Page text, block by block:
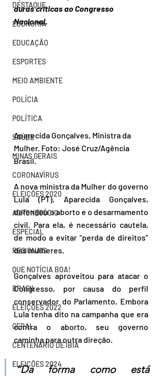
DESTAQUE
ECONOMIA
EDUCAÇÃO
ESPORTES
MEIO AMBIENTE
POLÍCIA
POLÍTICA
SAÚDE
MINAS GERAIS
CORONAVÍRUS
ELEIÇÕES 2020
AGRONEGÓCIO
ESPECIAL
REGIONAIS
QUE NOTÍCIA BOA!
BRASIL
ELEIÇÕES 2022
GERAL
CENTENÁRIO DE IBIÁ
ELEIÇÕES 2024
duras críticas ao Congresso
Nacional.
Aparecida Gonçalves, Ministra da
Mulher. Foto: José Cruz/Agência
Brasil.
A nova ministra da Mulher do governo
Lula (PT), Aparecida Gonçalves,
defendeu o aborto e o desarmamento
civil. Para ela, é necessário cautela,
de modo a evitar “perda de direitos”
das mulheres.
Gonçalves aproveitou para atacar o
Congresso, por causa do perfil
conservador do Parlamento. Embora
Lula tenha dito na campanha que era
contra o aborto, seu governo
caminha para outra direção.
“Da forma como está